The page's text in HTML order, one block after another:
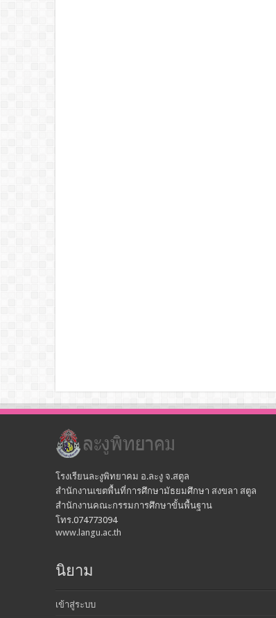
โรงเรียนละงูพิทยาคม อ.ละงู จ.สตูล
สำนักงานเขตพื้นที่การศึกษามัธยมศึกษา สงขลา สตูล
สำนักงานคณะกรรมการศึกษาขั้นพื้นฐาน
โทร.074773094
www.langu.ac.th
นิยาม
เข้าสู่ระบบ